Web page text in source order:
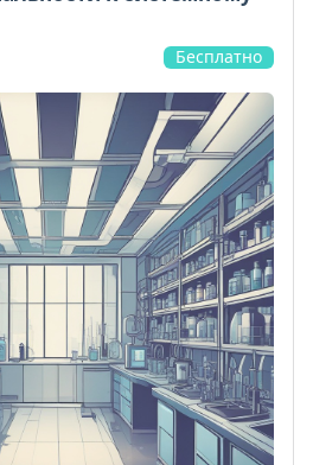
Бесплатно